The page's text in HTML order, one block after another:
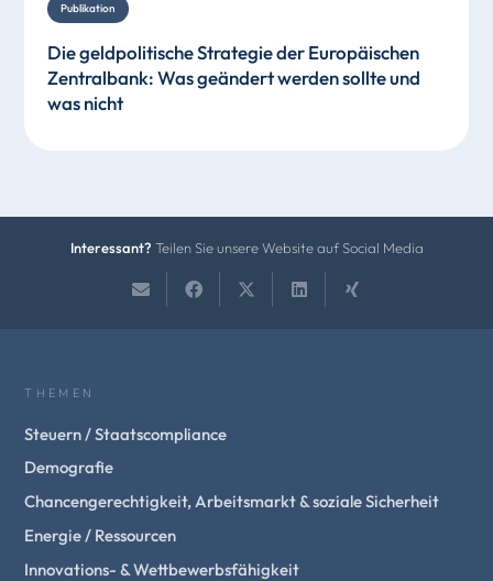
Publikation
Die geldpolitische Strategie der Europäischen
Zentralbank: Was geändert werden sollte und
was nicht
Interessant? Teilen Sie unsere Website auf Social Media
THEMEN
Steuern / Staatscompliance
Demografie
Chancengerechtigkeit, Arbeitsmarkt & soziale Sicherheit
Energie / Ressourcen
Innovations- & Wettbewerbsfähigkeit